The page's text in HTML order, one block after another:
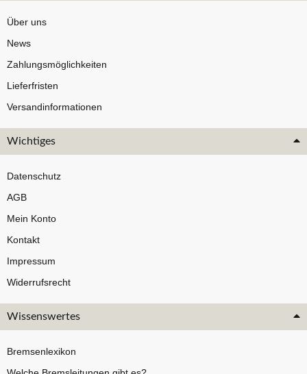
Über uns
News
Zahlungsmöglichkeiten
Lieferfristen
Versandinformationen
Wichtiges
Datenschutz
AGB
Mein Konto
Kontakt
Impressum
Widerrufsrecht
Wissenswertes
Bremsenlexikon